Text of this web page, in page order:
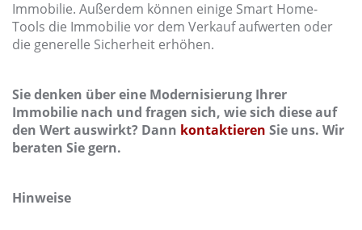
Immobilie. Außerdem können einige Smart Home-
Tools die Immobilie vor dem Verkauf aufwerten oder
die generelle Sicherheit erhöhen.
Sie denken über eine Modernisierung Ihrer
Immobilie nach und fragen sich, wie sich diese auf
den Wert auswirkt? Dann kontaktieren Sie uns. Wir
beraten Sie gern.
Hinweise